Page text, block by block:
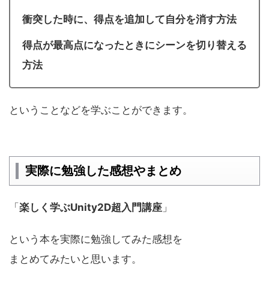
衝突した時に、得点を追加して自分を消す方法
得点が最高点になったときにシーンを切り替える
方法
ということなどを学ぶことができます。
実際に勉強した感想やまとめ
「楽しく学ぶUnity2D超入門講座 」
という本を実際に勉強してみた感想を
まとめてみたいと思います。